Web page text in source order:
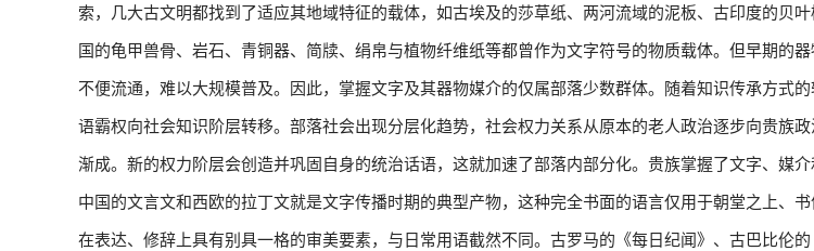
索，几大古文明都找到了适应其地域特征的载体，如古埃及的莎草纸、两河流域的泥板、古印度的贝
国的龟甲兽骨、岩石、青铜器、简牍、绢帛与植物纤维纸等都曾作为文字符号的物质载体。但早期的
不便流通，难以大规模普及。因此，掌握文字及其器物媒介的仅属部落少数群体。随着知识传承方式
语霸权向社会知识阶层转移。部落社会出现分层化趋势，社会权力关系从原本的老人政治逐步向贵族
渐成。新的权力阶层会创造并巩固自身的统治话语，这就加速了部落内部分化。贵族掌握了文字、媒介
中国的文言文和西欧的拉丁文就是文字传播时期的典型产物，这种完全书面的语言仅用于朝堂之上、
在表达、修辞上具有别具一格的审美要素，与日常用语截然不同。古罗马的《每日纪闻》、古巴比伦的